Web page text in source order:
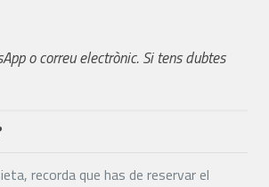
o correu electrònic. Si tens dubtes
recorda que has de reservar el